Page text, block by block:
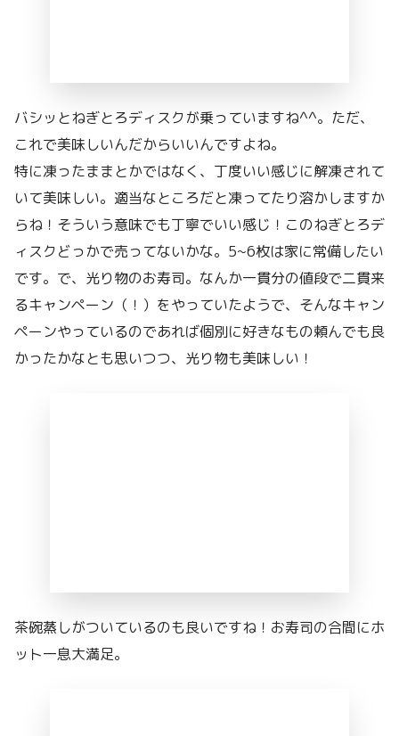
バシッとねぎとろディスクが乗っていますね^^。ただ、
これで美味しいんだからいいんですよね。
特に凍ったままとかではなく、丁度いい感じに解凍されて
いて美味しい。適当なところだと凍ってたり溶かしますか
らね！そういう意味でも丁寧でいい感じ！このねぎとろデ
ィスクどっかで売ってないかな。5~6枚は家に常備したい
です。で、光り物のお寿司。なんか一貫分の値段で二貫来
るキャンペーン（！）をやっていたようで、そんなキャン
ペーンやっているのであれば個別に好きなもの頼んでも良
かったかなとも思いつつ、光り物も美味しい！
茶碗蒸しがついているのも良いですね！お寿司の合間にホ
ット一息大満足。